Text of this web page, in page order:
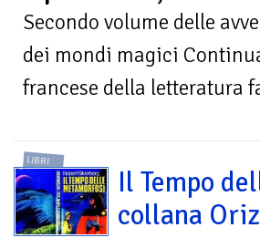
Secondo volume delle
dei mondi magici
francese della letteratura
LIBRI
Il Tempo
collana